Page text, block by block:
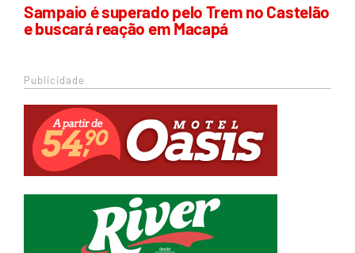
Sampaio é superado pelo Trem no Castelão
e buscará reação em Macapá
Publicidade